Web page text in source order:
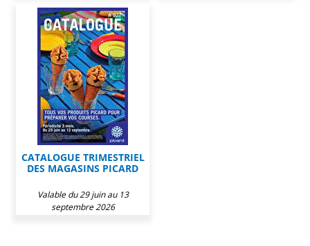
CATALOGUE TRIMESTRIEL
DES MAGASINS PICARD
Valable du 29 juin au 13
septembre 2026